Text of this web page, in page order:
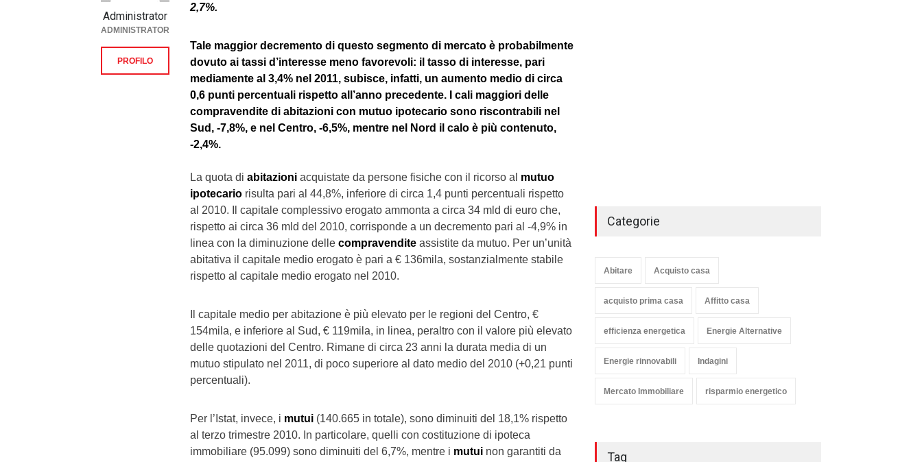
2,7%.
Tale maggior decremento di questo segmento di mercato è probabilmente
dovuto ai tassi d’interesse meno favorevoli: il tasso di interesse, pari
mediamente al 3,4% nel 2011, subisce, infatti, un aumento medio di circa
0,6 punti percentuali rispetto all’anno precedente. I cali maggiori delle
compravendite di abitazioni con mutuo ipotecario sono riscontrabili nel
Sud, -7,8%, e nel Centro, -6,5%, mentre nel Nord il calo è più contenuto,
-2,4%.
La quota di abitazioni acquistate da persone fisiche con il ricorso al mutuo
ipotecario risulta pari al 44,8%, inferiore di circa 1,4 punti percentuali rispetto
al 2010. Il capitale complessivo erogato ammonta a circa 34 mld di euro che,
rispetto ai circa 36 mld del 2010, corrisponde a un decremento pari al -4,9% in
linea con la diminuzione delle compravendite assistite da mutuo. Per un’unità
abitativa il capitale medio erogato è pari a € 136mila, sostanzialmente stabile
rispetto al capitale medio erogato nel 2010.
Il capitale medio per abitazione è più elevato per le regioni del Centro, €
154mila, e inferiore al Sud, € 119mila, in linea, peraltro con il valore più elevato
delle quotazioni del Centro. Rimane di circa 23 anni la durata media di un
mutuo stipulato nel 2011, di poco superiore al dato medio del 2010 (+0,21 punti
percentuali).
Per l’Istat, invece, i mutui (140.665 in totale), sono diminuiti del 18,1% rispetto
al terzo trimestre 2010. In particolare, quelli con costituzione di ipoteca
immobiliare (95.099) sono diminuiti del 6,7%, mentre i mutui non garantiti da
Administrator
ADMINISTRATOR
PROFILO
Categorie
Abitare Acquisto casa
acquisto prima casa Affitto casa
efficienza energetica Energie Alternative
Energie rinnovabili Indagini
Mercato Immobiliare risparmio energetico
Tag